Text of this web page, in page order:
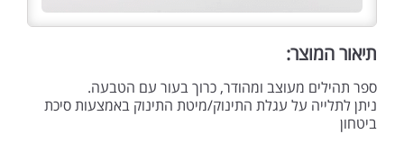
תיאור המוצר:
ספר תהילים מעוצב ומהודר, כרוך בעור עם הטבעה.
ניתן לתלייה על עגלת התינוק/מיטת התינוק באמצעות סיכת
ביטחון